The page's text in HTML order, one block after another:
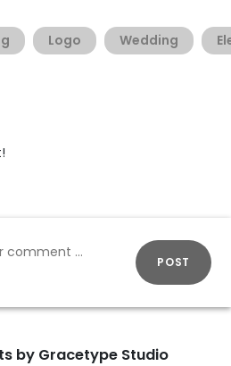
Logo Wedding
POST
by Gracetype Studio